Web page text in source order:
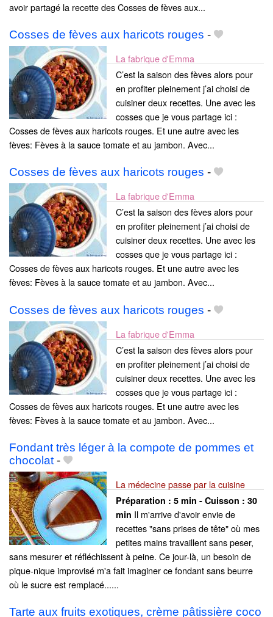
avoir partagé la recette des Cosses de fèves aux...
Cosses de fèves aux haricots rouges -
La fabrique d'Emma
C’est la saison des fèves alors pour
en profiter pleinement j’ai choisi de
cuisiner deux recettes. Une avec les
cosses que je vous partage ici :
Cosses de fèves aux haricots rouges. Et une autre avec les
fèves: Fèves à la sauce tomate et au jambon. Avec...
Cosses de fèves aux haricots rouges -
La fabrique d'Emma
C’est la saison des fèves alors pour
en profiter pleinement j’ai choisi de
cuisiner deux recettes. Une avec les
cosses que je vous partage ici :
Cosses de fèves aux haricots rouges. Et une autre avec les
fèves: Fèves à la sauce tomate et au jambon. Avec...
Cosses de fèves aux haricots rouges -
La fabrique d'Emma
C’est la saison des fèves alors pour
en profiter pleinement j’ai choisi de
cuisiner deux recettes. Une avec les
cosses que je vous partage ici :
Cosses de fèves aux haricots rouges. Et une autre avec les
fèves: Fèves à la sauce tomate et au jambon. Avec...
Fondant très léger à la compote de pommes et
chocolat -
La médecine passe par la cuisine
Préparation : 5 min - Cuisson : 30
min Il m'arrive d'avoir envie de
recettes "sans prises de tête" où mes
petites mains travaillent sans peser,
sans mesurer et réfléchissent à peine. Ce jour-là, un besoin de
pique-nique improvisé m'a fait imaginer ce fondant sans beurre
où le sucre est remplacé......
Tarte aux fruits exotiques, crème pâtissière coco